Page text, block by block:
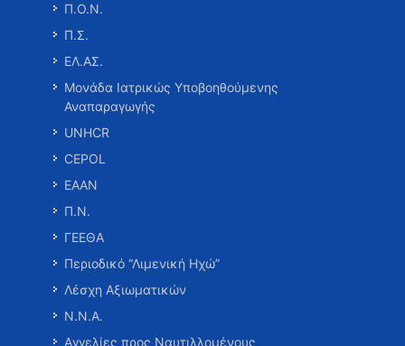
Π.Ο.Ν.
Π.Σ.
ΕΛ.ΑΣ.
Μονάδα Ιατρικώς Υποβοηθούμενης
Αναπαραγωγής
UNHCR
CEPOL
ΕΑΑΝ
Π.Ν.
ΓΕΕΘΑ
Περιοδικό “Λιμενική Ηχώ”
Λέσχη Αξιωματικών
Ν.Ν.Α.
Αγγελίες προς Ναυτιλλομένους